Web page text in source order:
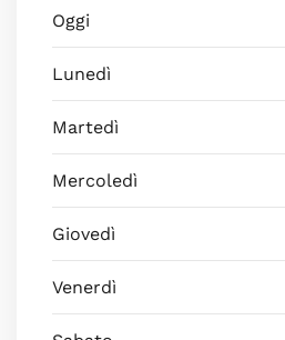
Oggi
Lunedì
Martedì
Mercoledì
Giovedì
Venerdì